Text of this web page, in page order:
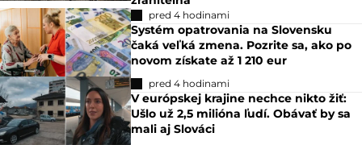
pred 4 hodinami
Systém opatrovania na Slovensku
čaká veľká zmena. Pozrite sa, ako po
novom získate až 1 210 eur
pred 4 hodinami
V európskej krajine nechce nikto žiť:
Ušlo už 2,5 milióna ľudí. Obávať by sa
mali aj Slováci